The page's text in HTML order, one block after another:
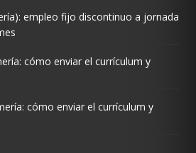
empleo fijo discontinuo a jornada
cómo enviar el currículum y
cómo enviar el currículum y